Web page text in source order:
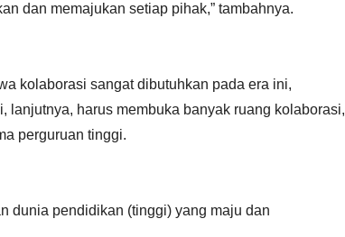
dan memajukan setiap pihak,” tambahnya.
kolaborasi sangat dibutuhkan pada era ini,
harus membuka banyak ruang kolaborasi,
perguruan tinggi.
dunia pendidikan (tinggi) yang maju dan